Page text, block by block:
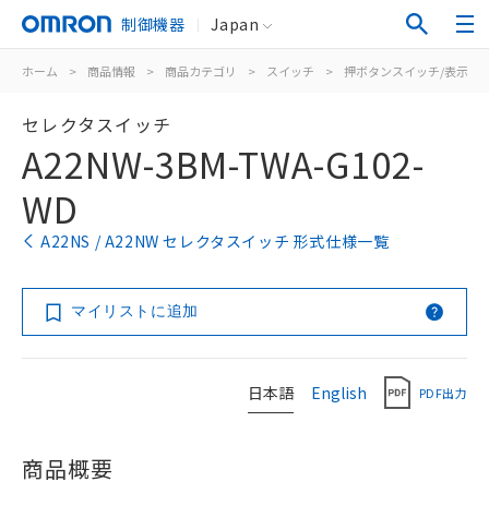
制御機器 Japan
ホーム > 商品情報 > 商品カテゴリ > スイッチ > 押ボタンスイッチ/表示灯
セレクタスイッチ
A22NW-3BM-TWA-G102-
WD
A22NS / A22NW セレクタスイッチ 形式仕様一覧
マイリストに追加
日本語 English PDF出力
商品概要